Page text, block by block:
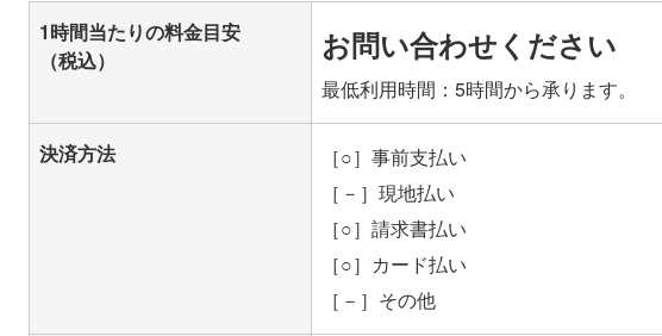
1時間当たりの料金目安
（税込）
お問い合わせください
最低利用時間：5時間から承ります。
決済方法
［○］事前支払い
［－］現地払い
［○］請求書払い
［○］カード払い
［－］その他